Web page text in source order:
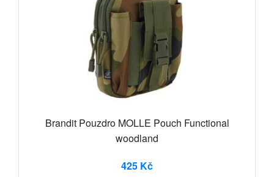
Brandit Pouzdro MOLLE Pouch Functional
woodland
425 Kč